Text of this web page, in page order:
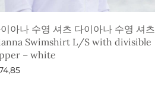
아나 수영 셔츠 다이아나 수영 셔츠
Swimshirt L/S with divisible
– white